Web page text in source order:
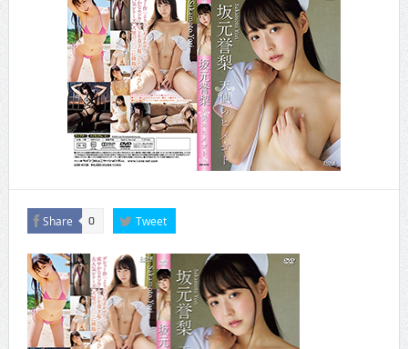
CINEMA×STYLE 287号
CINEMA×STYLE 286号
CINEMA×STYLE 285号
CINEMA×STYLE 294号
Share 0 Tweet